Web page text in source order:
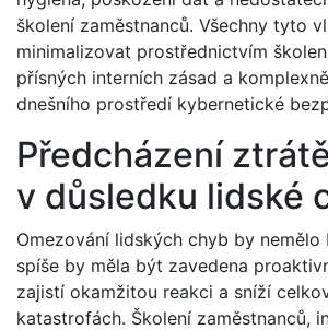
školení zaměstnanců. Všechny tyto
minimalizovat prostřednictvím
přísných interních zásad a
dnešního prostředí kybernetické
Předcházení
v důsledku lidské
Omezování lidských chyb by
spíše by měla být zavedena
zajistí okamžitou reakci a sníží
katastrofách. Školení zaměstnanců,